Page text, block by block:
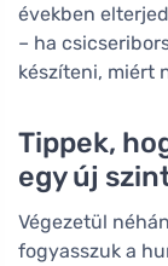
években
– ha
készíteni, miért
Tippek,
egy új
Végezetül
fogyasszuk a